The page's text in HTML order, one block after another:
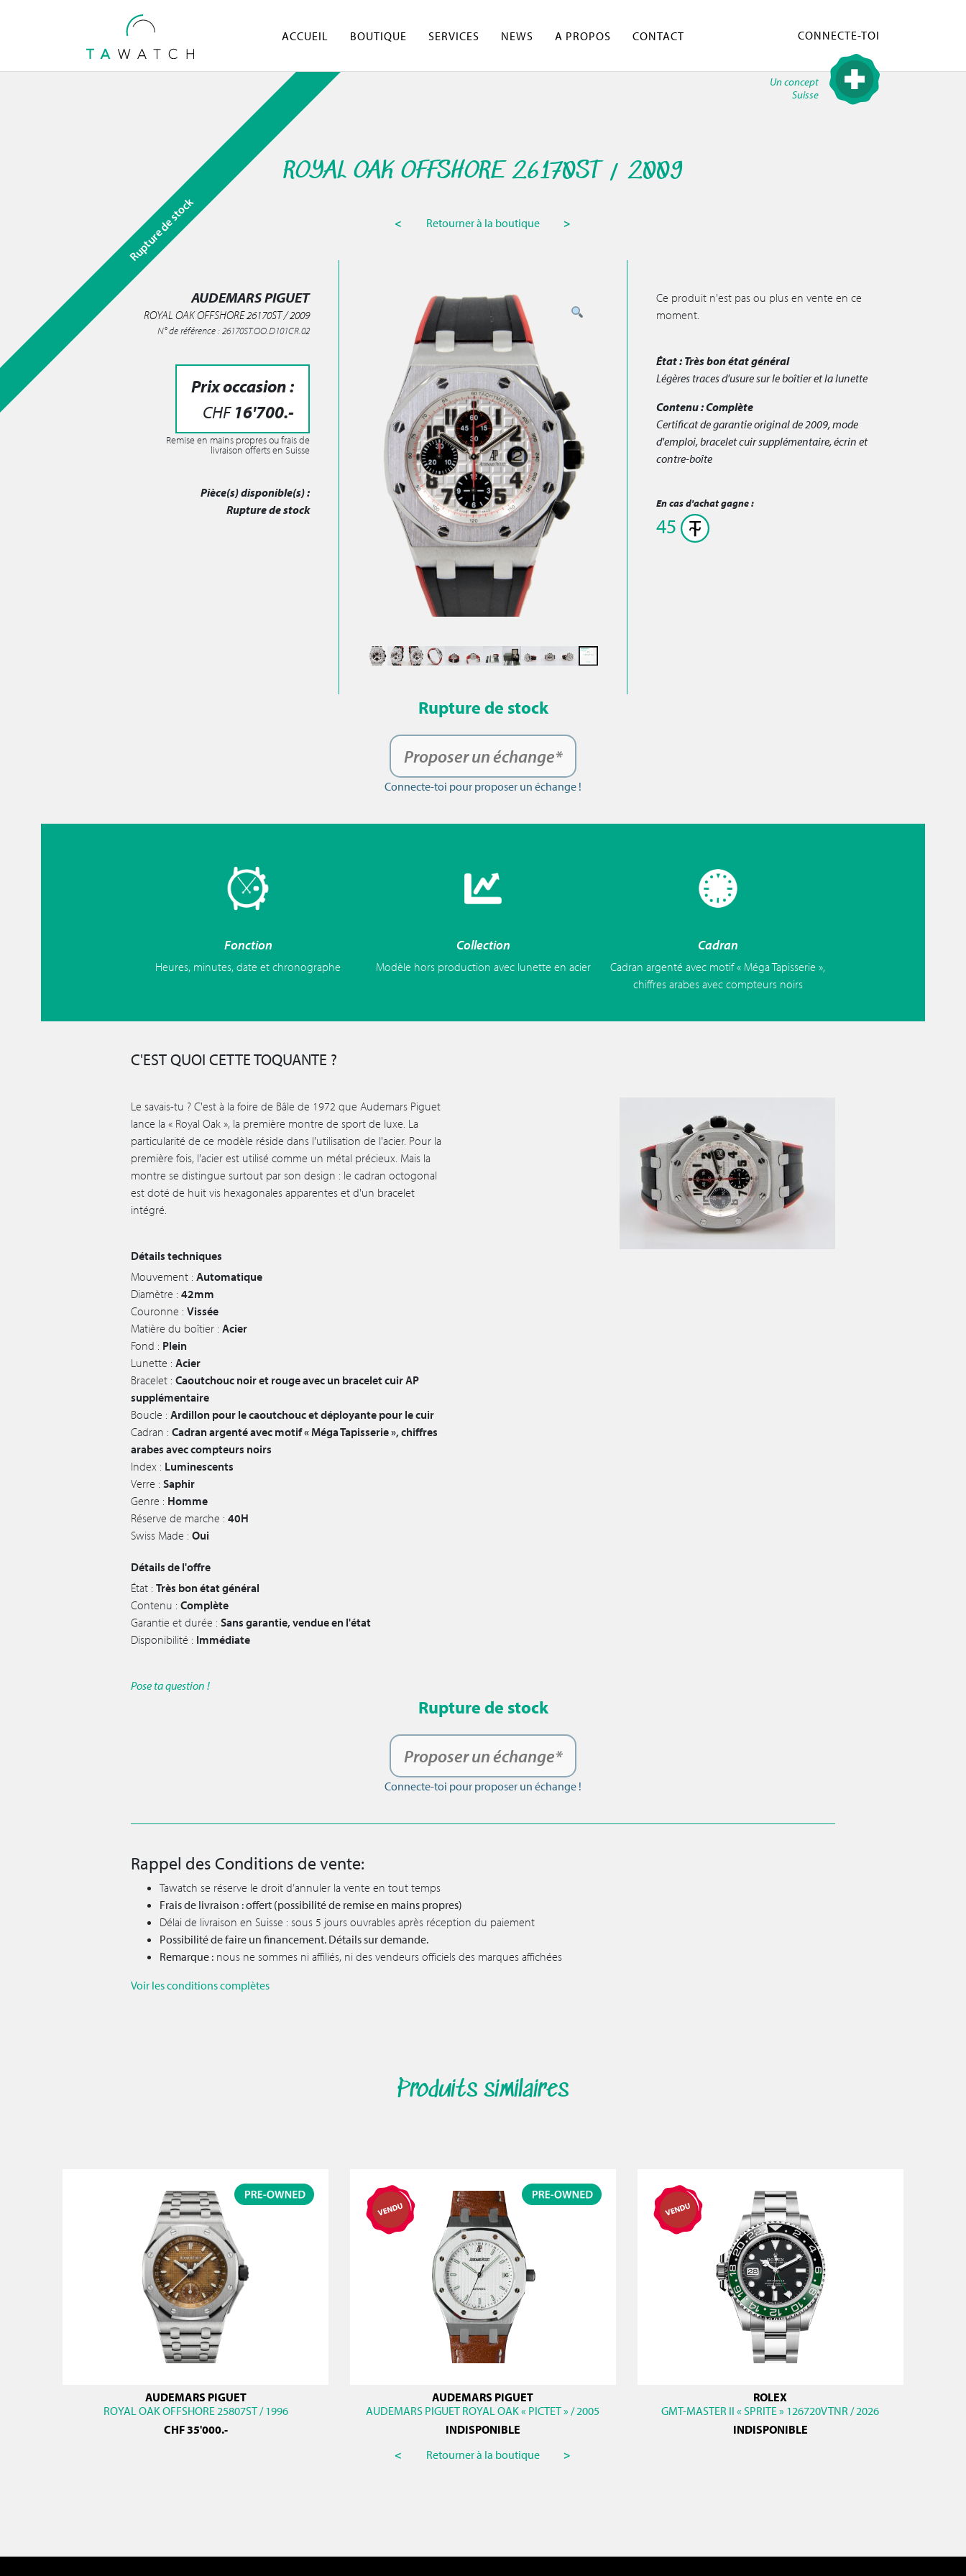
ACCUEIL
BOUTIQUE SERVICES NEWS A PROPOS CONTACT CONNECTE-TOI
Un concept
Suisse
ROYAL OAK OFFSHORE 26170ST / 2009
< Retourner à la boutique >
AUDEMARS PIGUET
ROYAL OAK OFFSHORE 26170ST / 2009
N° de référence : 26170ST.OO.D101CR.02
Prix occasion :
CHF16'700.-
Remise en mains propres ou frais de
livraison offerts en Suisse
Pièce(s) disponible(s) :
Rupture de stock
Rupture de stock
Ce produit n'est pas ou plus en vente en ce
moment.
État : Très bon état général
Légères traces d'usure sur le boîtier et la lunette
Contenu :Complète
Certificat de garantie original de 2009, mode
d'emploi, bracelet cuir supplémentaire, écrin et
contre-boîte
En cas d'achat gagne :
45
Rupture de stock
Proposer un échange*
Connecte-toi pour proposer un échange !
Fonction
Heures, minutes, date et chronographe
Collection
Modèle hors production avec lunette en acier
Cadran
Cadran argenté avec motif « Méga Tapisserie »,
chiffres arabes avec compteurs noirs
C'EST QUOI CETTE TOQUANTE ?
Le savais-tu ? C'est à la foire de Bâle de 1972 que Audemars Piguet
lance la « Royal Oak », la première montre de sport de luxe. La
particularité de ce modèle réside dans l'utilisation de l'acier. Pour la
première fois, l'acier est utilisé comme un métal précieux. Mais la
montre se distingue surtout par son design : le cadran octogonal
est doté de huit vis hexagonales apparentes et d'un bracelet
intégré.
Détails techniques
Mouvement : Automatique
Diamètre : 42mm
Couronne : Vissée
Matière du boîtier : Acier
Fond : Plein
Lunette : Acier
Bracelet : Caoutchouc noir et rouge avec un bracelet cuir AP
supplémentaire
Boucle : Ardillon pour le caoutchouc et déployante pour le cuir
Cadran : Cadran argenté avec motif « Méga Tapisserie », chiffres
arabes avec compteurs noirs
Index : Luminescents
Verre : Saphir
Genre : Homme
Réserve de marche : 40H
Swiss Made : Oui
Détails de l'offre
État : Très bon état général
Contenu : Complète
Garantie et durée : Sans garantie, vendue en l'état
Disponibilité : Immédiate
Pose ta question !
Rupture de stock
Proposer un échange*
Connecte-toi pour proposer un échange !
Rappel des Conditions de vente:
Tawatch se réserve le droit d’annuler la vente en tout temps
Frais de livraison : offert (possibilité de remise en mains propres)
Délai de livraison en Suisse : sous 5 jours ouvrables après réception du paiement
Possibilité de faire un financement. Détails sur demande.
Remarque : nous ne sommes ni affiliés, ni des vendeurs officiels des marques affichées
Voir les conditions complètes
Produits similaires
AUDEMARS PIGUET
ROYAL OAK OFFSHORE 25807ST / 1996
CHF35'000.-
AUDEMARS PIGUET
AUDEMARS PIGUET ROYAL OAK « PICTET » / 2005
INDISPONIBLE
ROLEX
GMT-MASTER II « SPRITE » 126720VTNR / 2026
INDISPONIBLE
<
Retourner à la boutique >